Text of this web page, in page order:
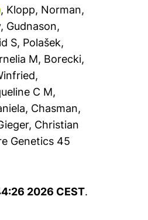
, Klopp, Norman,
, Gudnason,
S, Polašek,
M, Borecki,
,
C M,
, Chasman,
Christian
Genetics 45
2026 CEST.